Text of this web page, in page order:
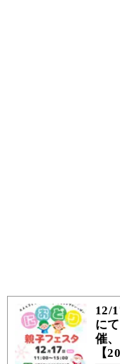
12/
に
催
【